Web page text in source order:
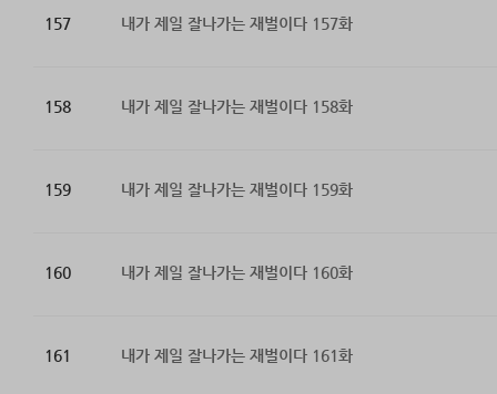
157 내가 제일 잘나가는 재벌이다 157화
158 내가 제일 잘나가는 재벌이다 158화
159 내가 제일 잘나가는 재벌이다 159화
160 내가 제일 잘나가는 재벌이다 160화
161 내가 제일 잘나가는 재벌이다 161화